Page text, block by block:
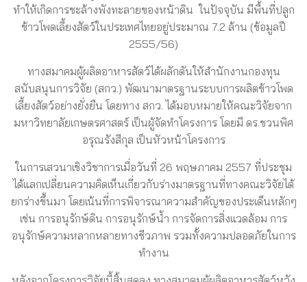
ทำให้เกิดการชะล้างพังทะลายของหน้าดิน ในปัจจุบัน มีพื้นที่ปลูก
ข้าวโพดเลี้ยงสัตว์ในประเทศไทยอยู่ประมาณ 7.2 ล้าน (ข้อมูลปี
2555/56)
ทางสมาคมผู้ผลิตอาหารสัตว์ได้ผลักดันให้สำนักงานกองทุน
สนับสนุนการวิจัย (สกว.) พัฒนามาตรฐานระบบการผลิตข้าวโพด
เลี้ยงสัตว์อย่างยั่งยืน โดยทาง สกว. ได้มอบหมายให้คณะวิจัยจาก
มหาวิทยาลัยเกษตรศาสตร์ เป็นผู้จัดทำโครงการ โดยมี ดร.ชวนพิศ
อรุณรังสีกุล เป็นหัวหน้าโครงการ
ในการเสวนาเชิงวิชาการเมื่อวันที่ 26 พฤษภาคม 2557 ที่ประชุม
ได้แลกเปลี่ยนความคิดเห็นเกี่ยวกับร่างมาตรฐานที่ทางคณะวิจัยได้
ยกร่างขึ้นมา โดยเน้นที่การพิจารณาความสำคัญของประเด็นหลักๆ
เช่น การอนุรักษ์ดิน การอนุรักษ์น้ำ การจัดการสิ่งแวดล้อม การ
อนุรักษ์ความหลากหลายทางชีวภาพ รวมทั้งความปลอดภัยในการ
ทำงาน